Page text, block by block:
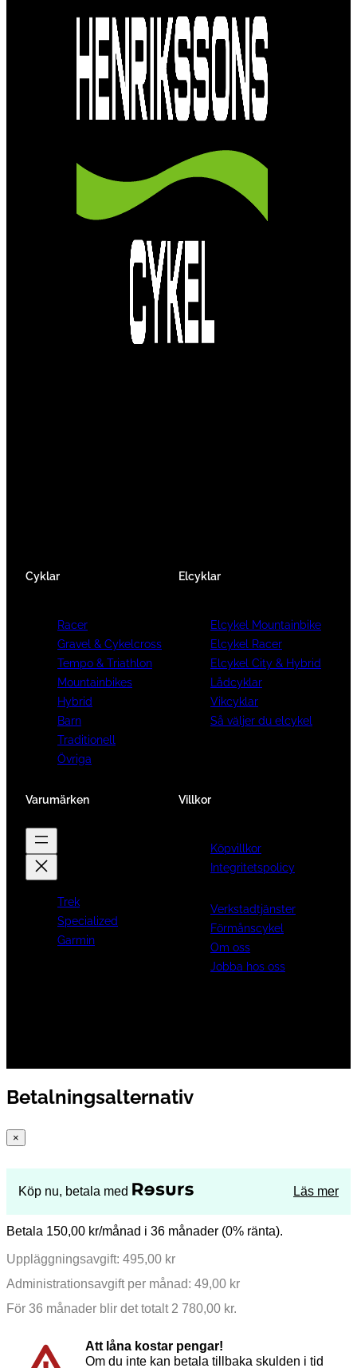
Cyklar
Racer
Gravel & Cykelcross
Tempo & Triathlon
Mountainbikes
Hybrid
Barn
Traditionell
Övriga
Elcyklar
Elcykel Mountainbike
Elcykel Racer
Elcykel City & Hybrid
Lådcyklar
Vikcyklar
Så väljer du elcykel
Varumärken
Trek
Specialized
Garmin
Villkor
Köpvillkor
Integritetspolicy
Verkstadtjänster
Förmånscykel
Om oss
Jobba hos oss
Betalningsalternativ
×
Köp nu, betala med Läs mer
Betala 150,00 kr/månad i 36 månader (0% ränta).
Uppläggningsavgift: 495,00 kr
Administrationsavgift per månad: 49,00 kr
För 36 månader blir det totalt 2 780,00 kr.
Att låna kostar pengar!
Om du inte kan betala tillbaka skulden i tid